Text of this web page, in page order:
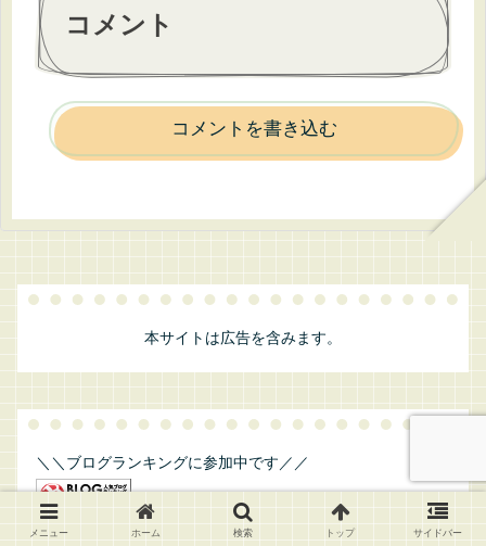
コメント
コメントを書き込む
本サイトは広告を含みます。
＼＼ブログランキングに参加中です／／
メニュー ホーム 検索 トップ サイドバー